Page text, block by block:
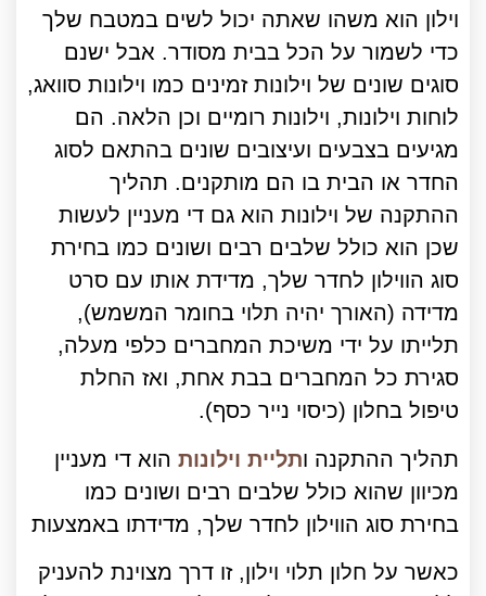
וילון הוא משהו שאתה יכול לשים במטבח שלך
כדי לשמור על הכל בבית מסודר. אבל ישנם
סוגים שונים של וילונות זמינים כמו וילונות סוואג,
לוחות וילונות, וילונות רומיים וכן הלאה. הם
מגיעים בצבעים ועיצובים שונים בהתאם לסוג
החדר או הבית בו הם מותקנים. תהליך
ההתקנה של וילונות הוא גם די מעניין לעשות
שכן הוא כולל שלבים רבים ושונים כמו בחירת
סוג הווילון לחדר שלך, מדידת אותו עם סרט
מדידה (האורך יהיה תלוי בחומר המשמש),
תלייתו על ידי משיכת המחברים כלפי מעלה,
סגירת כל המחברים בבת אחת, ואז החלת
טיפול בחלון (כיסוי נייר כסף).
תהליך ההתקנה ותליית וילונות הוא די מעניין
מכיוון שהוא כולל שלבים רבים ושונים כמו
בחירת סוג הווילון לחדר שלך, מדידתו באמצעות
כאשר על חלון תלוי וילון, זו דרך מצוינת להעניק